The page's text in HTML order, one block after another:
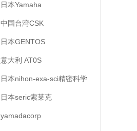
日本Yamaha
中国台湾CSK
日本GENTOS
意大利 AT0S
日本nihon-exa-sci精密科学
日本seric索莱克
yamadacorp